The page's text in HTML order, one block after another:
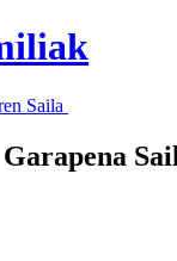
Saila